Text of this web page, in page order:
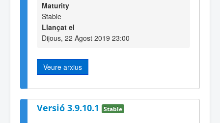
Maturity
Stable
Llançat el
Dijous, 22 Agost 2019 23:00
Veure arxius
Versió 3.9.10.1 Stable